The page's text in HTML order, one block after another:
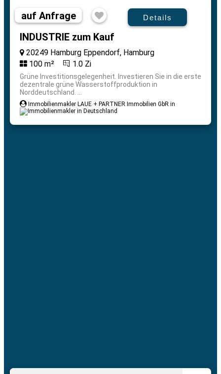
auf Anfrage Details
INDUSTRIE zum Kauf
20249 Hamburg Eppendorf, Hamburg
100 m²
1.0 Zi
Grüne Investitionsgelegenheit. Investieren Sie in die erste
dezentrale grüne Wasserstoffproduktion in
Norddeutschland. ...
Immobilienmakler LAUE + PARTNER Immobilien GbR in